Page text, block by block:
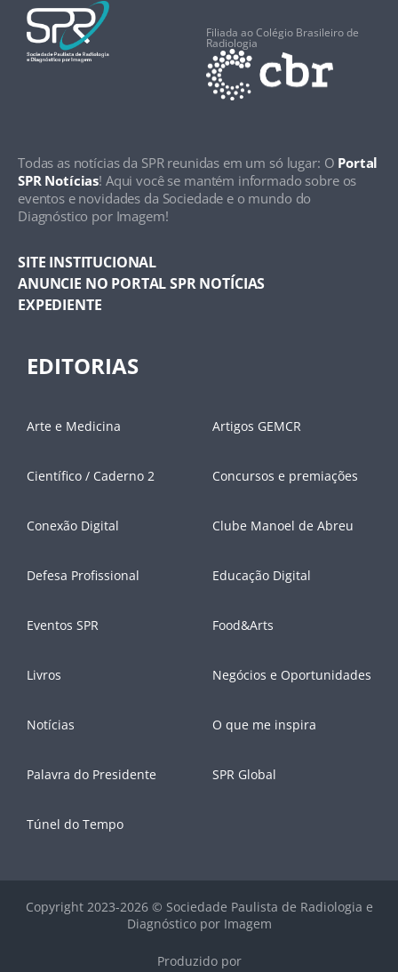
Filiada ao Colégio Brasileiro de
Radiologia
Todas as notícias da SPR reunidas em um só lugar: O Portal
SPR Notícias! Aqui você se mantém informado sobre os
eventos e novidades da Sociedade e o mundo do
Diagnóstico por Imagem!
SITE INSTITUCIONAL
ANUNCIE NO PORTAL SPR NOTÍCIAS
EXPEDIENTE
EDITORIAS
Arte e Medicina Artigos GEMCR
Científico / Caderno 2 Concursos e premiações
Conexão Digital Clube Manoel de Abreu
Defesa Profissional Educação Digital
Eventos SPR Food&Arts
Livros Negócios e Oportunidades
Notícias O que me inspira
Palavra do Presidente SPR Global
Túnel do Tempo
Copyright 2023-2026 © Sociedade Paulista de Radiologia e
Diagnóstico por Imagem
Produzido por